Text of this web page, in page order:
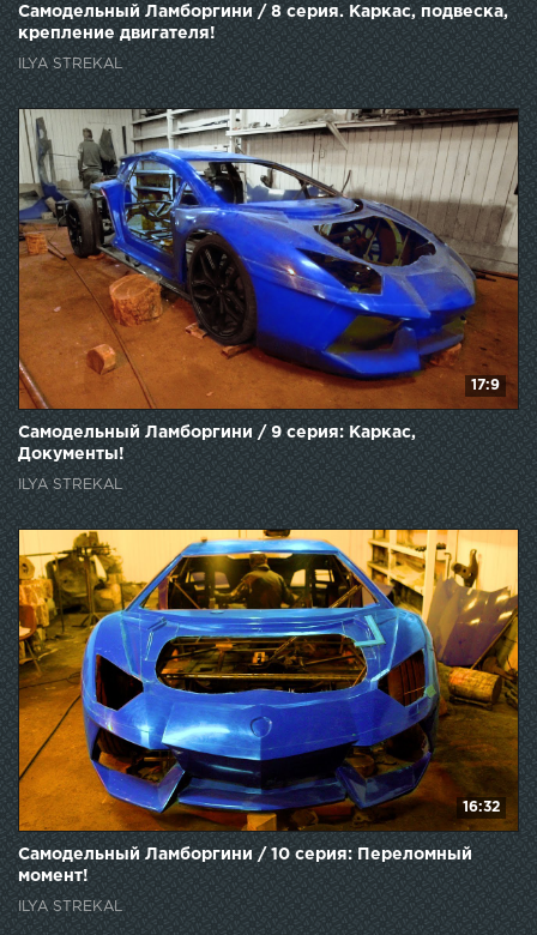
Самодельный Ламборгини / 8 серия. Каркас, подвеска,
крепление двигателя!
ILYA STREKAL
17:9
Самодельный Ламборгини / 9 серия: Каркас,
Документы!
ILYA STREKAL
16:32
Самодельный Ламборгини / 10 серия: Переломный
момент!
ILYA STREKAL